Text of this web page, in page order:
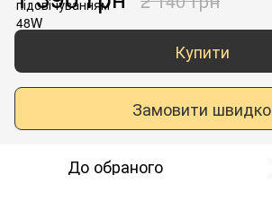
Купити
Замовити швидко
До обраного